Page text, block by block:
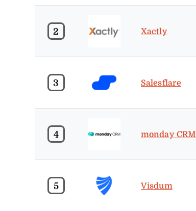
2 Xactly
3 Salesflare
4 monday CRM
5 Visdum